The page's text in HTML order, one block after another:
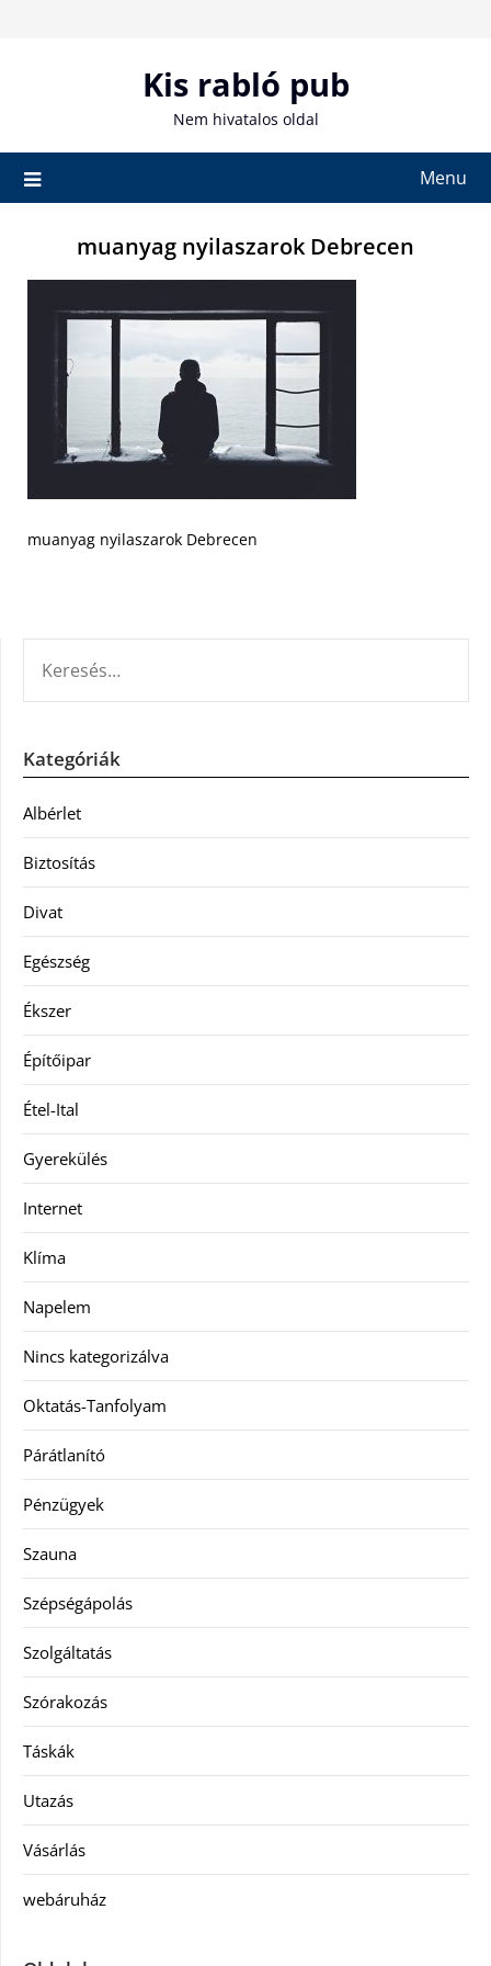
Kis rabló pub
Nem hivatalos oldal
Menu
muanyag nyilaszarok Debrecen
muanyag nyilaszarok Debrecen
Kategóriák
Albérlet
Biztosítás
Divat
Egészség
Ékszer
Építőipar
Étel-Ital
Gyerekülés
Internet
Klíma
Napelem
Nincs kategorizálva
Oktatás-Tanfolyam
Párátlanító
Pénzügyek
Szauna
Szépségápolás
Szolgáltatás
Szórakozás
Táskák
Utazás
Vásárlás
webáruház